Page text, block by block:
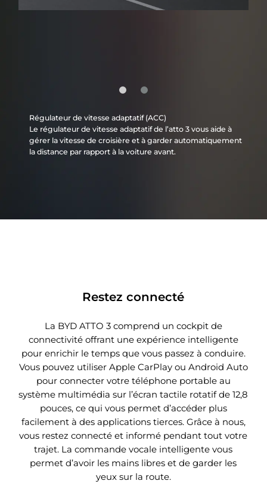
Régulateur de vitesse adaptatif (ACC)
Le régulateur de vitesse adaptatif de l’atto 3 vous aide à
gérer la vitesse de croisière et à garder automatiquement
la distance par rapport à la voiture avant.
Restez connecté
La BYD ATTO 3 comprend un cockpit de
connectivité offrant une expérience intelligente
pour enrichir le temps que vous passez à conduire.
Vous pouvez utiliser Apple CarPlay ou Android Auto
pour connecter votre téléphone portable au
système multimédia sur l’écran tactile rotatif de 12,8
pouces, ce qui vous permet d’accéder plus
facilement à des applications tierces. Grâce à nous,
vous restez connecté et informé pendant tout votre
trajet. La commande vocale intelligente vous
permet d’avoir les mains libres et de garder les
yeux sur la route.